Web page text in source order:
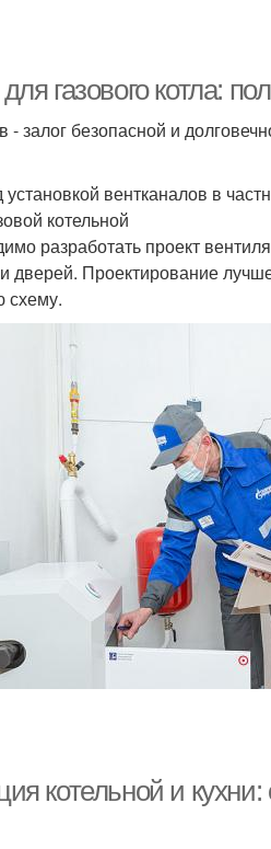
газового котла:
залог безопасной и
вентканалов в
котельной
разработать проект
Проектирование
схему.
котельной и